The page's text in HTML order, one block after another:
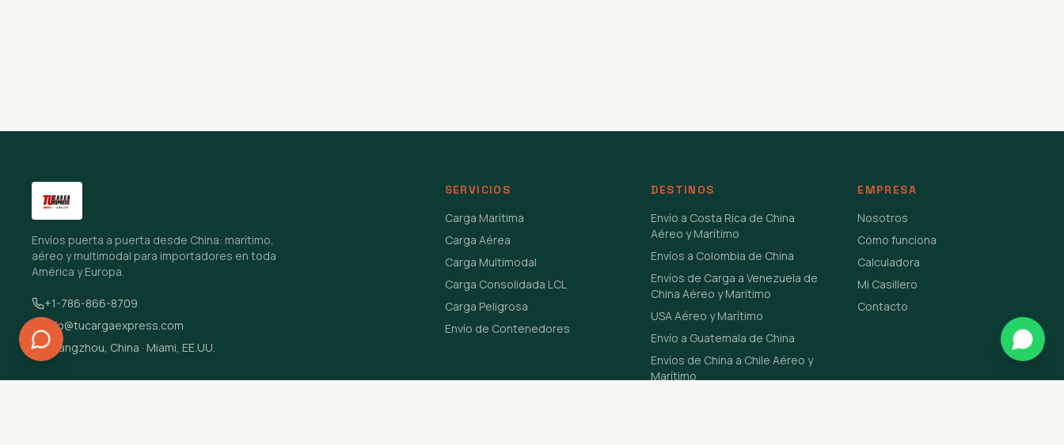
Envíos puerta a puerta desde China: marítimo,
aéreo y multimodal para importadores en toda
América y Europa.
+1-786-866-8709
info@tucargaexpress.com
Guangzhou, China · Miami, EE.UU.
SERVICIOS
Carga Marítima
Carga Aérea
Carga Multimodal
Carga Consolidada LCL
Carga Peligrosa
Envío de Contenedores
DESTINOS
Envío a Costa Rica de China
Aéreo y Marítimo
Envíos a Colombia de China
Envíos de Carga a Venezuela de
China Aéreo y Marítimo
USA Aéreo y Marítimo
Envío a Guatemala de China
Envíos de China a Chile Aéreo y
Marítimo
EMPRESA
Nosotros
Cómo funciona
Calculadora
Mi Casillero
Contacto